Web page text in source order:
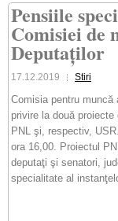
Pensiile
Comisiei de
Deputaților
17.12.2019 Stiri
Comisia pentru muncă
privire la două
PNL şi, respectiv,
ora 16,00. Proiectul
deputaţi şi senatori,
specialitate al